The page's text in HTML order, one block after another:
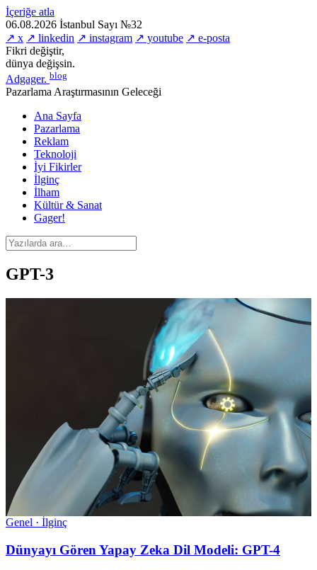
İçeriğe atla
06.08.2026 İstanbul Sayı №32
↗ x ↗ linkedin ↗ instagram ↗ youtube ↗ e-posta
Fikri değiştir,
dünya değişsin.
Adgager. blog
Pazarlama Araştırmasının Geleceği
Ana Sayfa
Pazarlama
Reklam
Teknoloji
İyi Fikirler
İlginç
İlham
Kültür & Sanat
Gager!
GPT-3
Genel · İlginç
Dünyayı Gören Yapay Zeka Dil Modeli: GPT-4